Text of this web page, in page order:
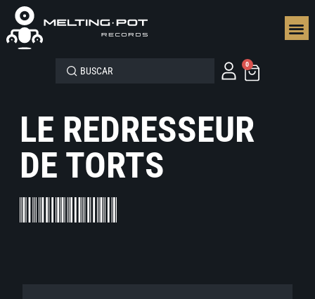
0
LE REDRESSEUR
DE TORTS